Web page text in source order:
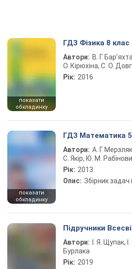
показати
обкладинку
ГДЗ Фізика 8 клас
Автори: В. Г.
О. Кірюхіна, С. О.
Рік: 2016
показати
обкладинку
ГДЗ Математика
Автори: А. Г.
С. Якір, Ю. М.
Рік: 2013
Опис: Збірник задач
Підручники
Автори:
І. Я. Щупак,
Бурлака
Рік: 2019